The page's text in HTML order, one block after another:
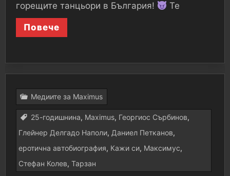
горещите танцьори в България!
Те
Повече
Медиите за Maximus
25-годишнина, Maximus, Георгиос Сърбинов,
Глейнер Делгадо Наполи, Даниел Петканов,
еротична автобиография, Кажи си, Максимус,
Стефан Колев, Тарзан